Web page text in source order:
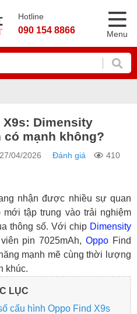
Hotline
090 154 8866 Menu
X9s: Dimensity
có mạnh không?
04/2026 Đánh giá
410
nhận được nhiều sự quan
tập trung vào trải nghiệm
thông số. Với chip Dimensity
pin 7025mAh,Oppo Find
mạnh mẽ cùng thời lượng
khúc.
LỤC
cấu hình Oppo Find X9s